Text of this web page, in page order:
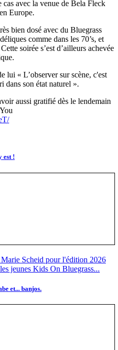
cas avec la venue de Bela Fleck
Europe.
bien dosé avec du Bluegrass
comme dans les 70’s, et
soirée s’est d’ailleurs achevée
lui « L’observer sur scène, c'est
dans son état naturel ».
aussi gratifié dès le lendemain
est !
Scheid pour l'édition 2026
jeunes Kids On Bluegrass...
et... banjos.